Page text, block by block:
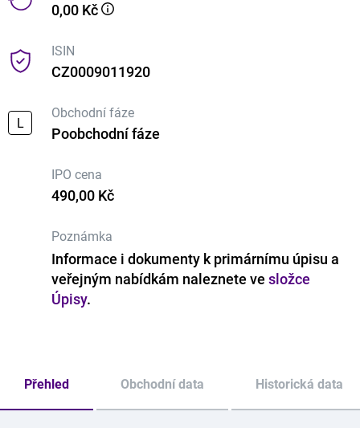
0,00 Kč
ISIN
CZ0009011920
L
Obchodní fáze
Poobchodní fáze
IPO cena
490,00 Kč
Poznámka
Informace i dokumenty k primárnímu úpisu a
veřejným nabídkám naleznete ve složce
Úpisy.
Přehled Obchodní data Historická data